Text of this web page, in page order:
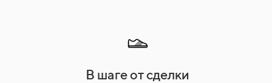
В шаге от сделки